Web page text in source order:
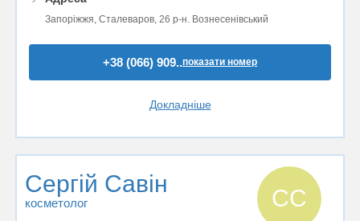
Запоріжжя, Сталеваров, 26 р-н. Вознесенівський
+38 (066) 909..показати номер
Докладніше
Сергій Савін
косметолог СС